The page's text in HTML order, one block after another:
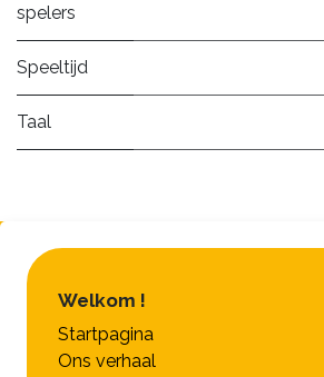
spelers
Speeltijd
Taal
Welkom !
Startpagina
Ons verhaal